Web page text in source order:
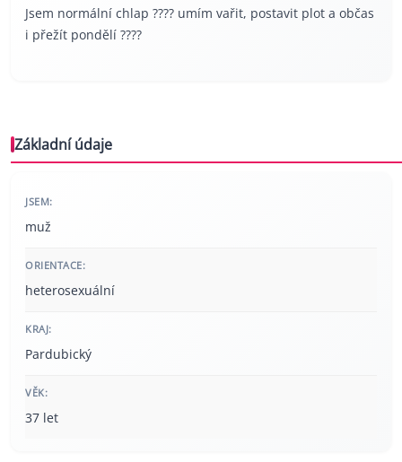
Jsem normální chlap ???? umím vařit, postavit plot a občas
i přežít pondělí ????
Základní údaje
JSEM:
muž
ORIENTACE:
heterosexuální
KRAJ:
Pardubický
VĚK:
37 let